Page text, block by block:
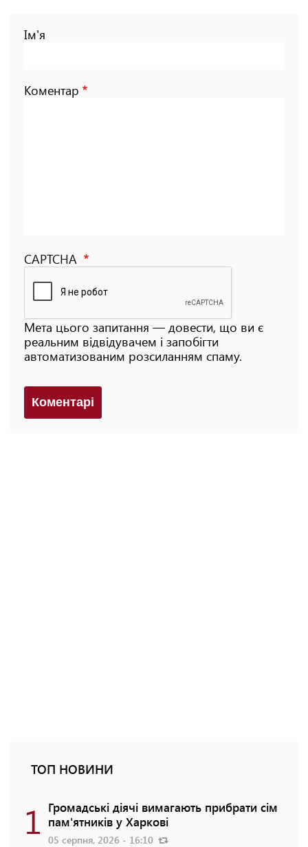
Ім'я
Коментар
CAPTCHA
Мета цього запитання — довести, що ви є
реальним відвідувачем і запобігти
автоматизованим розсиланням спаму.
Коментарi
ТОП НОВИНИ
1 Громадські діячі вимагають прибрати сім
пам'ятників у Харкові
05 серпня, 2026 - 16:10